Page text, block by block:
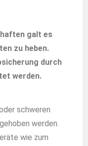
galt es
zu heben.
durch
werden.
schweren
werden.
wie zum